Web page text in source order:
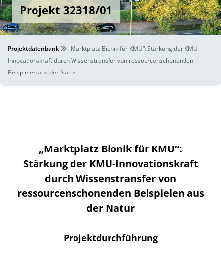
Projekt 32318/01
Projektdatenbank
„Marktplatz Bionik für KMU“: Stärkung der KMU-
Innovationskraft durch Wissenstransfer von ressourcenschonenden
Beispielen aus der Natur
„Marktplatz Bionik für KMU“:
Stärkung der KMU-Innovationskraft
durch Wissenstransfer von
ressourcenschonenden Beispielen aus
der Natur
Projektdurchführung